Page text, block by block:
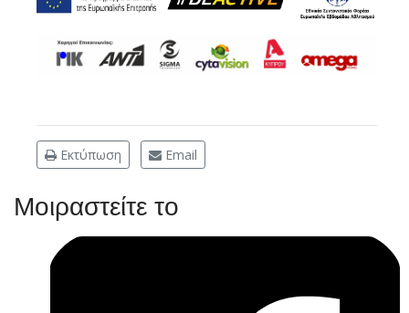
Εκτύπωση Email
Μοιραστείτε το